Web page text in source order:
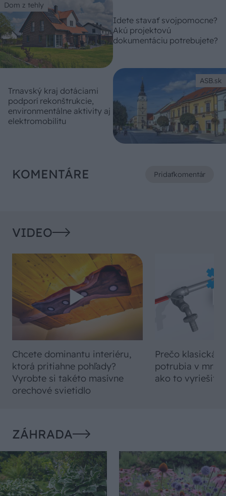
Dom z tehly
Idete stavať svojpomocne?
Akú projektovú
dokumentáciu potrebujete?
ASB.sk
Trnavský kraj dotáciami
podporí rekonštrukcie,
environmentálne aktivity aj
elektromobilitu
KOMENTÁRE Pridaťkomentár
VIDEO
Chcete dominantu interiéru,
ktorá pritiahne pohľady?
Vyrobte si takéto masívne
orechové svietidlo
Prečo klasická
potrubia v
ako to vyriešiť
ZÁHRADA